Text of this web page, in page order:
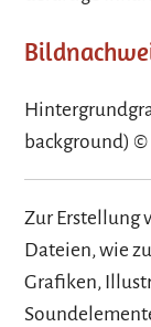
background)
Zur Erstellung
Dateien, wie
Grafiken,